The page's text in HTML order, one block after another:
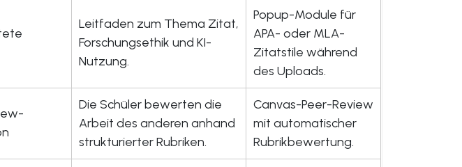
Leitfaden zum Thema Zitat,
Forschungsethik und KI-
Nutzung.
Popup-Module für
APA- oder MLA-
Zitatstile während
des Uploads.
Die Schüler bewerten die
Arbeit des anderen anhand
strukturierter Rubriken.
Canvas-Peer-Review
mit automatischer
Rubrikbewertung.